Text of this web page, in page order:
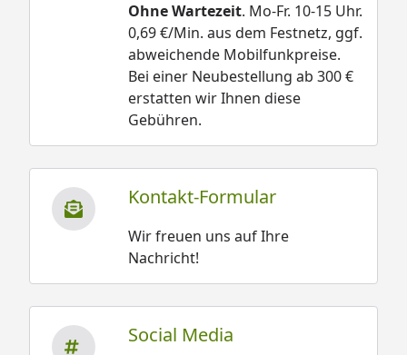
Ohne Wartezeit. Mo-Fr. 10-15 Uhr.
0,69 €/Min. aus dem Festnetz, ggf.
abweichende Mobilfunkpreise.
Bei einer Neubestellung ab 300 €
erstatten wir Ihnen diese
Gebühren.
Kontakt-Formular
Wir freuen uns auf Ihre
Nachricht!
Social Media